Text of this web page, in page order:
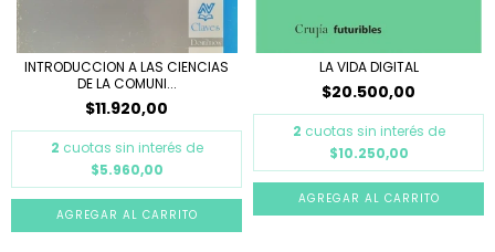
INTRODUCCION A LAS CIENCIAS
DE LA COMUNI...
$11.920,00
2 cuotas sin interés de
$5.960,00
LA VIDA DIGITAL
$20.500,00
2 cuotas sin interés de
$10.250,00